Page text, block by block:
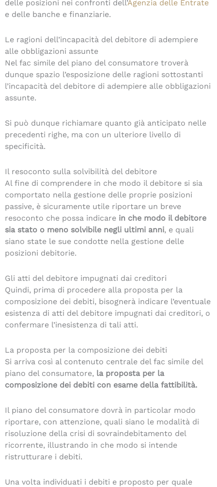
delle posizioni nei confronti dell’Agenzia delle Entrate
e delle banche e finanziarie.
Le ragioni dell’incapacità del debitore di adempiere
alle obbligazioni assunte
Nel fac simile del piano del consumatore troverà
dunque spazio l’esposizione delle ragioni sottostanti
l’incapacità del debitore di adempiere alle obbligazioni
assunte.
Si può dunque richiamare quanto già anticipato nelle
precedenti righe, ma con un ulteriore livello di
specificità.
Il resoconto sulla solvibilità del debitore
Al fine di comprendere in che modo il debitore si sia
comportato nella gestione delle proprie posizioni
passive, è sicuramente utile riportare un breve
resoconto che possa indicare in che modo il debitore
sia stato o meno solvibile negli ultimi anni, e quali
siano state le sue condotte nella gestione delle
posizioni debitorie.
Gli atti del debitore impugnati dai creditori
Quindi, prima di procedere alla proposta per la
composizione dei debiti, bisognerà indicare l’eventuale
esistenza di atti del debitore impugnati dai creditori, o
confermare l’inesistenza di tali atti.
La proposta per la composizione dei debiti
Si arriva così al contenuto centrale del fac simile del
piano del consumatore, la proposta per la
composizione dei debiti con esame della fattibilità.
Il piano del consumatore dovrà in particolar modo
riportare, con attenzione, quali siano le modalità di
risoluzione della crisi di sovraindebitamento del
ricorrente, illustrando in che modo si intende
ristrutturare i debiti.
Una volta individuati i debiti e proposto per quale